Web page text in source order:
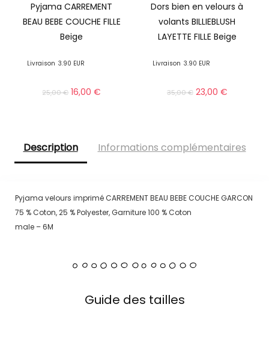
Pyjama CARREMENT
BEAU BEBE COUCHE FILLE
Beige
Livraison 3.90 EUR
25,00€ 16,00€
Dors bien en velours à
volants BILLIEBLUSH
LAYETTE FILLE Beige
Livraison 3.90 EUR
35,00€ 23,00 €
Description Informations complémentaires
Pyjama velours imprimé CARREMENT BEAU BEBE COUCHE GARCON
75 % Coton, 25 % Polyester, Garniture 100 % Coton
male – 6M
Guide des tailles